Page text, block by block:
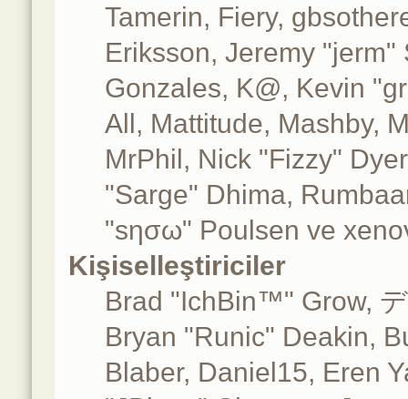
Tamerin, Fiery,
Eriksson, Jeremy
Gonzales, K@, Kevin
All, Mattitude, Mashby,
MrPhil, Nick "Fizzy"
"Sarge" Dhima,
"sησω" Poulsen ve
Kişiselleştiriciler
Brad "IchBin™" Grow,
Bryan "Runic" Deakin,
Blaber, Daniel15, Eren